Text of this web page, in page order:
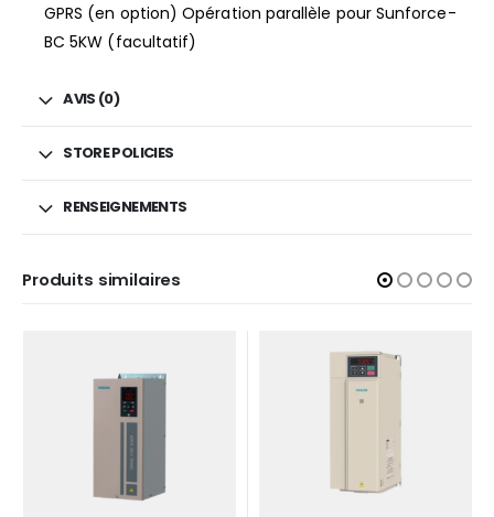
GPRS (en option) Opération parallèle pour Sunforce-
BC 5KW (facultatif)
AVIS (0)
STORE POLICIES
RENSEIGNEMENTS
Produits similaires